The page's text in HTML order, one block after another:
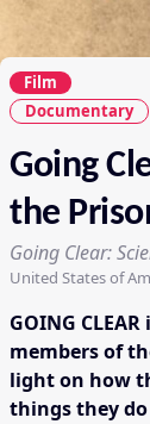
Film
Documentary
Going
the
Going Clear:
United States of
GOING
members of
light on how
things they